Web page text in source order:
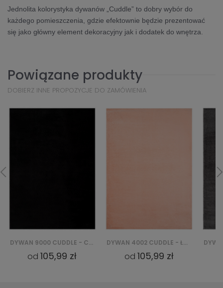
Jednolita kolorystyka dywanów „Cuddle” to dobry wybór do
każdego pomieszczenia, gdzie efektownie będzie prezentować
się jako główny element dekoracyjny jak i dodatek do wnętrza.
Powiązane produkty
DOBIERZ INNE PROPOZYCJE DO ZAMÓWIENIA
DYWAN 9000 CUDDLE - CZARNY DYWAN 4002 CUDDLE - ŁOSOSIOWY
od105,99 zł
DYWAN 9002 CUDDLE - CZARNY
od105,99 zł